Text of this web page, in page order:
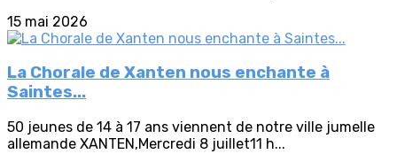
15 mai 2026
La Chorale de Xanten nous enchante à
Saintes...
50 jeunes de 14 à 17 ans viennent de notre ville jumelle
allemande XANTEN,Mercredi 8 juillet11 h...